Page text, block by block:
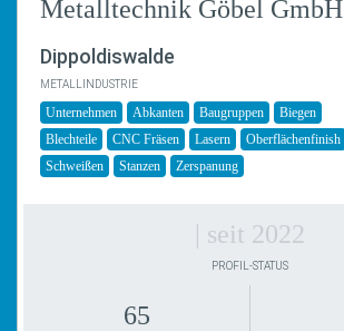
Metalltechnik Göbel GmbH
Dippoldiswalde
METALLINDUSTRIE
Unternehmen Abkanten Baugruppen
Biegen
Blechteile
CNC Fräsen Lasern
Oberflächenfinish
Schweißen
Stanzen Zerspanung
| seit 2022
PROFIL-STATUS
65